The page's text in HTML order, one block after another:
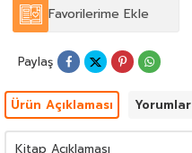
Favorilerime Ekle
Paylaş
Ürün Açıklaması Yorumlar
Kitap Açıklaması